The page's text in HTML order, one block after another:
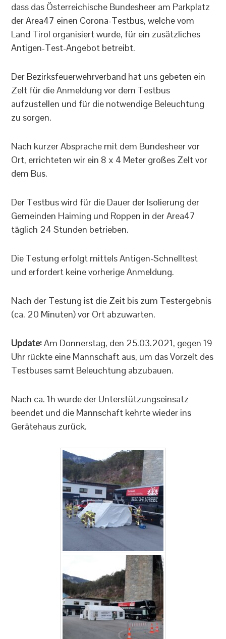
dass das Österreichische Bundesheer am Parkplatz
der Area47 einen Corona-Testbus, welche vom
Land Tirol organisiert wurde, für ein zusätzliches
Antigen-Test-Angebot betreibt.
Der Bezirksfeuerwehrverband hat uns gebeten ein
Zelt für die Anmeldung vor dem Testbus
aufzustellen und für die notwendige Beleuchtung
zu sorgen.
Nach kurzer Absprache mit dem Bundesheer vor
Ort, errichteten wir ein 8 x 4 Meter großes Zelt vor
dem Bus.
Der Testbus wird für die Dauer der Isolierung der
Gemeinden Haiming und Roppen in der Area47
täglich 24 Stunden betrieben.
Die Testung erfolgt mittels Antigen-Schnelltest
und erfordert keine vorherige Anmeldung.
Nach der Testung ist die Zeit bis zum Testergebnis
(ca. 20 Minuten) vor Ort abzuwarten.
Update:Am Donnerstag, den 25.03.2021, gegen 19
Uhr rückte eine Mannschaft aus, um das Vorzelt des
Testbuses samt Beleuchtung abzubauen.
Nach ca. 1h wurde der Unterstützungseinsatz
beendet und die Mannschaft kehrte wieder ins
Gerätehaus zurück.